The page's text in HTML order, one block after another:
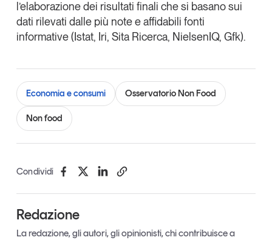
l’elaborazione dei risultati finali che si basano sui
dati rilevati dalle più note e affidabili fonti
informative (Istat, Iri, Sita Ricerca, NielsenIQ, Gfk).
Economia e consumi Osservatorio Non Food
Non food
Condividi
Redazione
La redazione, gli autori, gli opinionisti, chi contribuisce a